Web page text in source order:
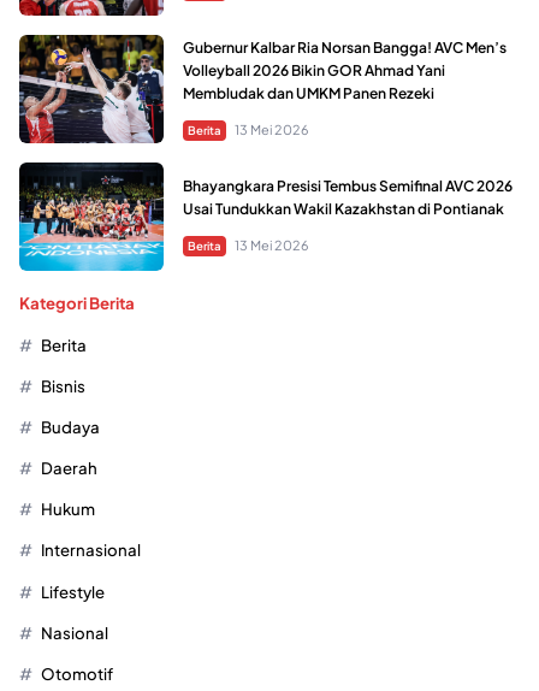
Gubernur Kalbar Ria Norsan Bangga! AVC Men’s
Volleyball 2026 Bikin GOR Ahmad Yani
Membludak dan UMKM Panen Rezeki
Berita 13 Mei 2026
Bhayangkara Presisi Tembus Semifinal AVC 2026
Usai Tundukkan Wakil Kazakhstan di Pontianak
Berita 13 Mei 2026
Kategori Berita
Berita
Bisnis
Budaya
Daerah
Hukum
Internasional
Lifestyle
Nasional
Otomotif